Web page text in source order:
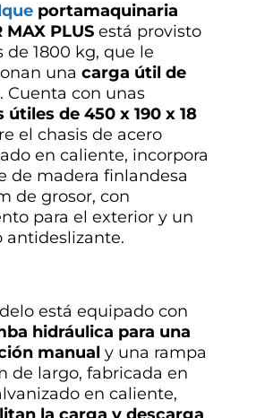
portamaquinaria
MAX PLUS está provisto
de 1800 kg, que le
una carga útil de
. Cuenta con unas
útiles de 450 x 190 x 18
el chasis de acero
en caliente, incorpora
de madera finlandesa
de grosor, con
para el exterior y un
antideslizante.
está equipado con
hidráulica para una
manual y una rampa
de largo, fabricada en
en caliente,